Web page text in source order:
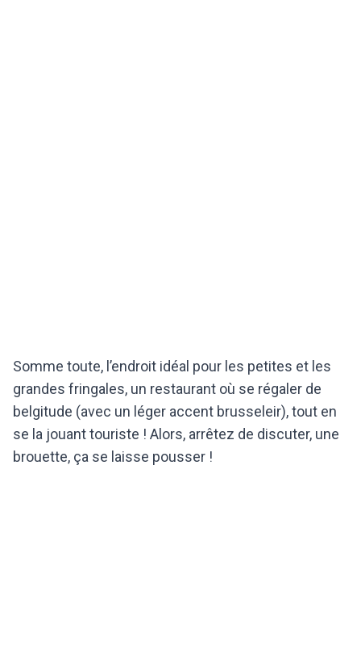
Somme toute, l’endroit idéal pour les petites et les
grandes fringales, un restaurant où se régaler de
belgitude (avec un léger accent brusseleir), tout en
se la jouant touriste ! Alors, arrêtez de discuter, une
brouette, ça se laisse pousser !